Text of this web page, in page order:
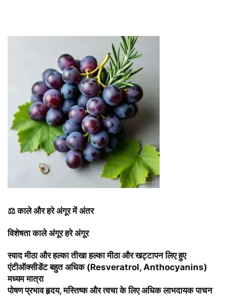
⚖️काले और हरे अंगूर में अंतर
विशेषता काले अंगूर हरे अंगूर
स्वाद मीठा और हल्का तीखा हल्का मीठा और खट्टापन लिए हुए
एंटीऑक्सीडेंट बहुत अधिक (Resveratrol, Anthocyanins)
मध्यम मात्रा
पोषण प्रभाव हृदय, मस्तिष्क और त्वचा के लिए अधिक लाभदायक पाचन